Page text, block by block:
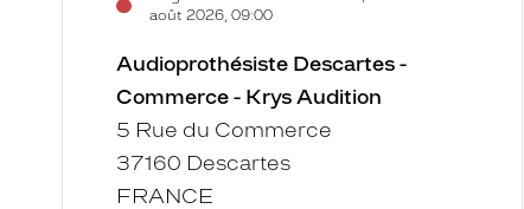
Descartes
Commerce
août 2026, 09:00
Audioprothésiste Descartes -
Commerce - Krys Audition
5 Rue du Commerce
37160 Descartes
FRANCE